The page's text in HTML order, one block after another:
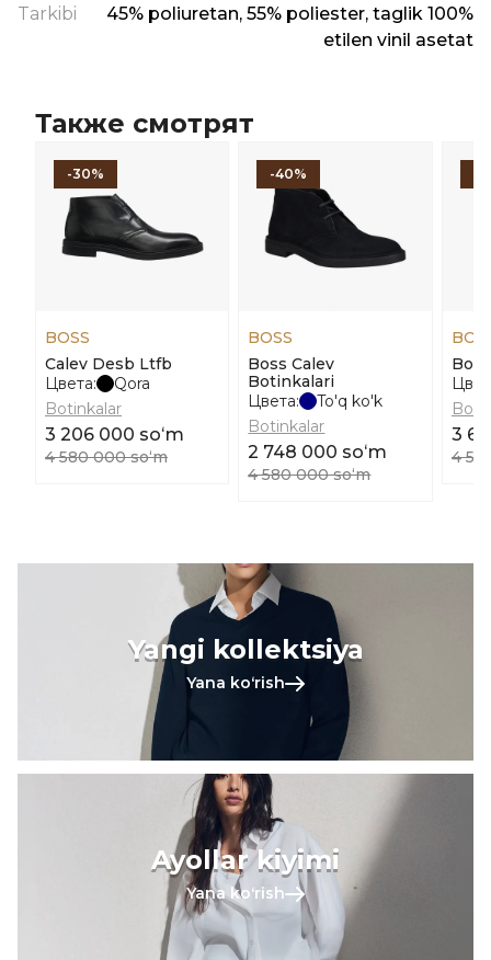
Tarkibi
45% poliuretan, 55% poliester, taglik 100%
etilen vinil asetat
Также смотрят
-30%
BOSS
Calev Desb Ltfb
Цвета:
Qora
Botinkalar
3 206 000 soʻm
4 580 000 soʻm
-40%
BOSS
Boss Calev
Botinkalari
Цвета:
To'q ko'k
Botinkalar
2 748 000 soʻm
4 580 000 soʻm
3
4
Yangi kollektsiya
Yana koʻrish
Ayollar kiyimi
Yana koʻrish